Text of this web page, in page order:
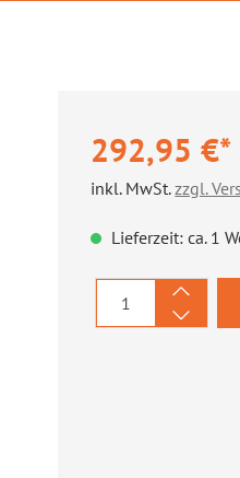
292,95 €*
inkl. MwSt.zzgl.
Lieferzeit: ca. 1
Produkt